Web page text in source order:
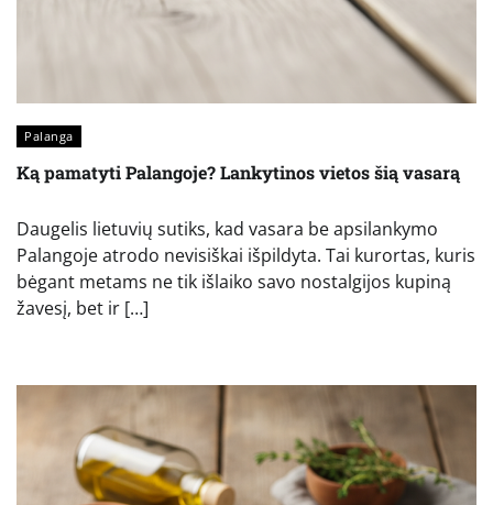
Palanga
Ką pamatyti Palangoje? Lankytinos vietos šią vasarą
Daugelis lietuvių sutiks, kad vasara be apsilankymo
Palangoje atrodo nevisiškai išpildyta. Tai kurortas, kuris
bėgant metams ne tik išlaiko savo nostalgijos kupiną
žavesį, bet ir […]